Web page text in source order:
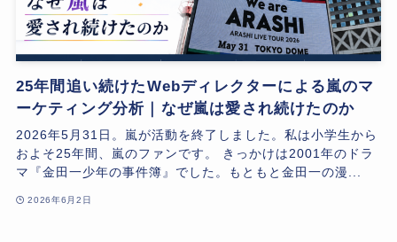
25年間追い続けたWebディレクターによる嵐のマ
ーケティング分析｜なぜ嵐は愛され続けたのか
2026年5月31日。嵐が活動を終了しました。私は小学生から
およそ25年間、嵐のファンです。 きっかけは2001年のドラ
マ『金田一少年の事件簿』でした。もともと金田一の漫...
2026年6月2日